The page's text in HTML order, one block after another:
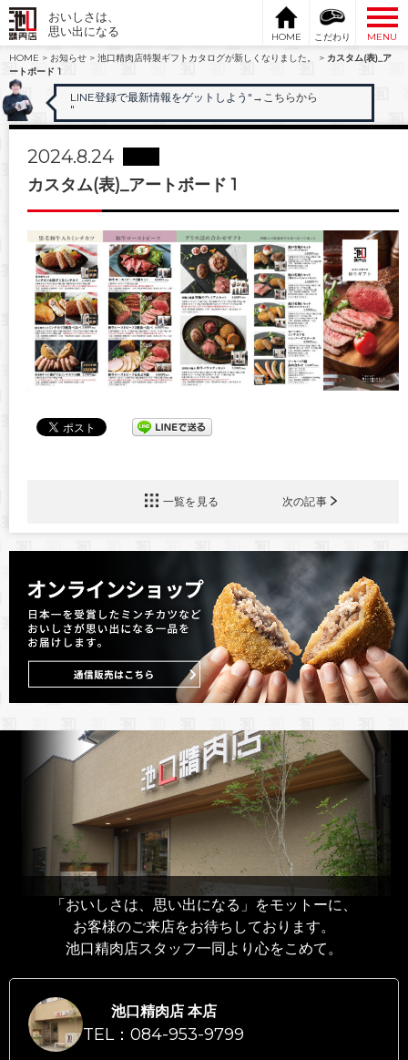
おいしさは、
思い出になる
HOME こだわり
MENU
HOME > お知らせ > 池口精肉店特製ギフトカタログが新しくなりました。 > カスタム(表)_ア
ートボード 1
LINE登録で最新情報をゲットしよう" →こちらから
"
2024.8.24
カスタム(表)_アートボード 1
一覧を見る 次の記事
「おいしさは、思い出になる」をモットーに、
お客様のご来店をお待ちしております。
池口精肉店スタッフ一同より心をこめて。
池口精肉店 本店
TEL：084-953-9799